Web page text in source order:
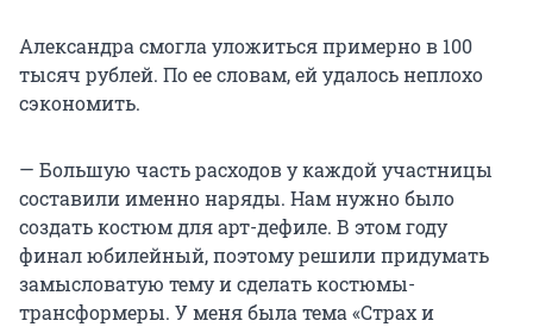
Александра смогла уложиться примерно в 100
тысяч рублей. По ее словам, ей удалось неплохо
сэкономить.
— Большую часть расходов у каждой участницы
составили именно наряды. Нам нужно было
создать костюм для арт-дефиле. В этом году
финал юбилейный, поэтому решили придумать
замысловатую тему и сделать костюмы-
трансформеры. У меня была тема «Страх и